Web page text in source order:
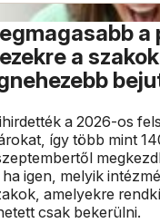
a
a
a 2026-os
így több mint
igen, melyik
amelyekre
csak bekerülni.